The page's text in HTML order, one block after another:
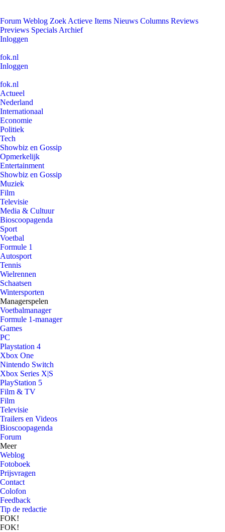
Forum Weblog Zoek Actieve Items Nieuws Columns Reviews
Previews Specials Archief
Inloggen
fok.nl
Inloggen
fok.nl
Actueel
Nederland
Internationaal
Economie
Politiek
Tech
Showbiz en Gossip
Opmerkelijk
Entertainment
Showbiz en Gossip
Muziek
Film
Televisie
Media & Cultuur
Bioscoopagenda
Sport
Voetbal
Formule 1
Autosport
Tennis
Wielrennen
Schaatsen
Wintersporten
Managerspelen
Voetbalmanager
Formule 1-manager
Games
PC
Playstation 4
Xbox One
Nintendo Switch
Xbox Series X|S
PlayStation 5
Film & TV
Film
Televisie
Trailers en Videos
Bioscoopagenda
Forum
Meer
Weblog
Fotoboek
Prijsvragen
Contact
Colofon
Feedback
Tip de redactie
FOK!
FOK!